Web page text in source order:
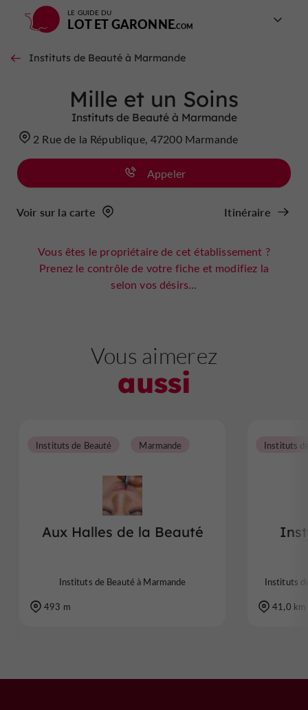
LE GUIDE DU
LOT ET GARONNE
Instituts de Beauté à Marmande
Mille et un Soins
Instituts de Beauté à Marmande
2 Rue de la République, 47200 Marmande
Appeler
Voir sur la carte Itinéraire
Vous êtes le propriétaire de cet établissement ?
Prenez le contrôle de votre fiche et modifiez la
selon vos désirs...
Vous aimerez
aussi
Aux Halles de la Beauté
Instituts de Beauté Marmande
Instituts de Beauté à Marmande
493 m
Instituts
41,0 km